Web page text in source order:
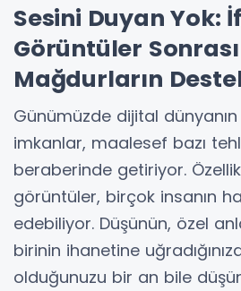
Sesini Duyan Yok:
Görüntüler Sonrası
Mağdurların
Günümüzde dijital
imkanlar, maalesef bazı
beraberinde getiriyor.
görüntüler, birçok insanın
edebiliyor. Düşünün, özel
birinin ihanetine
olduğunuzu bir an bile